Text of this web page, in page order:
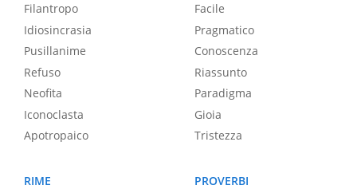
Filantropo
Idiosincrasia
Pusillanime
Refuso
Neofita
Iconoclasta
Apotropaico
Facile
Pragmatico
Conoscenza
Riassunto
Paradigma
Gioia
Tristezza
RIME
PROVERBI